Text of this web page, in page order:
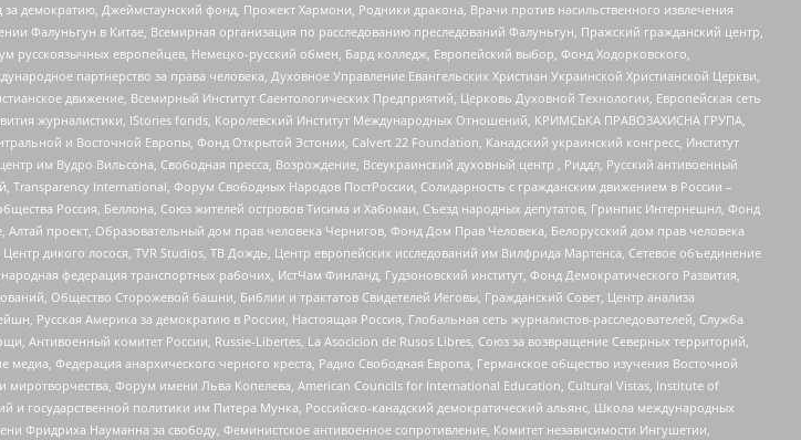
демократию, Джеймстаунский фонд, Прожект Хармони, Родники дракона, Врачи против насильственного извлечения
Фалуньгун в Китае, Всемирная организация по расследованию преследований Фалуньгун, Пражский гражданский центр,
европейцев, Немецко-русский обмен, Бард колледж, Европейский выбор, Фонд Ходорковского,
партнерство за права человека, Духовное Управление Евангельских Христиан Украинской Христианской Церкви,
движение, Всемирный Институт Саентологических Предприятий, Церковь Духовной Технологии, Европейская сеть
журналистики, IStories fonds, Королевский Институт Международных Отношений, КРИМСЬКА ПРАВОЗАХИСНА ГРУПА,
и Восточной Европы, Фонд Открытой Эстонии, Calvert 22 Foundation, Канадский украинский конгресс, Институт
им Вудро Вильсона, Свободная пресса, Возрождение, Всеукраинский духовный центр , Риддл, Русский антивоенный
International, Форум Свободных Народов ПостРоссии, Солидарность с гражданским движением в России –
Россия, Беллона, Союз жителей островов Тисима и Хабомаи, Съезд народных депутатов, Гринпис Интернешнл, Фонд
проект, Образовательный дом прав человека Чернигов, Фонд Дом Прав Человека, Белорусский дом прав человека
дикого лосося, TVR Studios, ТВ Дождь, Центр европейских исследований им Вилфрида Мартенса, Сетевое объединение
федерация транспортных рабочих, ИстЧам Финланд, Гудзоновский институт, Фонд Демократического Развития,
Общество Сторожевой башни, Библии и трактатов Свидетелей Иеговы, Гражданский Совет, Центр анализа
Русская Америка за демократию в России, Настоящая Россия, Глобальная сеть журналистов-расследователей, Служба
Антивоенный комитет России, Russie-Libertes, La Asocicion de Rusos Libres, Союз за возвращение Северных территорий,
Федерация анархического черного креста, Радио Свободная Европа, Германское общество изучения Восточной
Форум имени Льва Копелева, American Councils for International Education, Cultural Vistas, Institute of
политики им Питера Мунка, Российско-канадский демократический альянс, Школа международных
Науманна за свободу, Феминистское антивоенное сопротивление, Комитет независимости Ингушетии,